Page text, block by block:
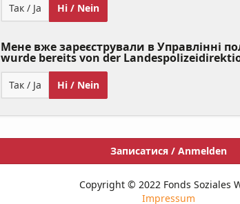
Так / Ja Ні / Nein
Мене вже зареєстрували в Управлінні
wurde bereits von der
Так / Ja Ні / Nein
Записатися / Anmelden
Copyright © 2022 Fonds Soziales
Impressum